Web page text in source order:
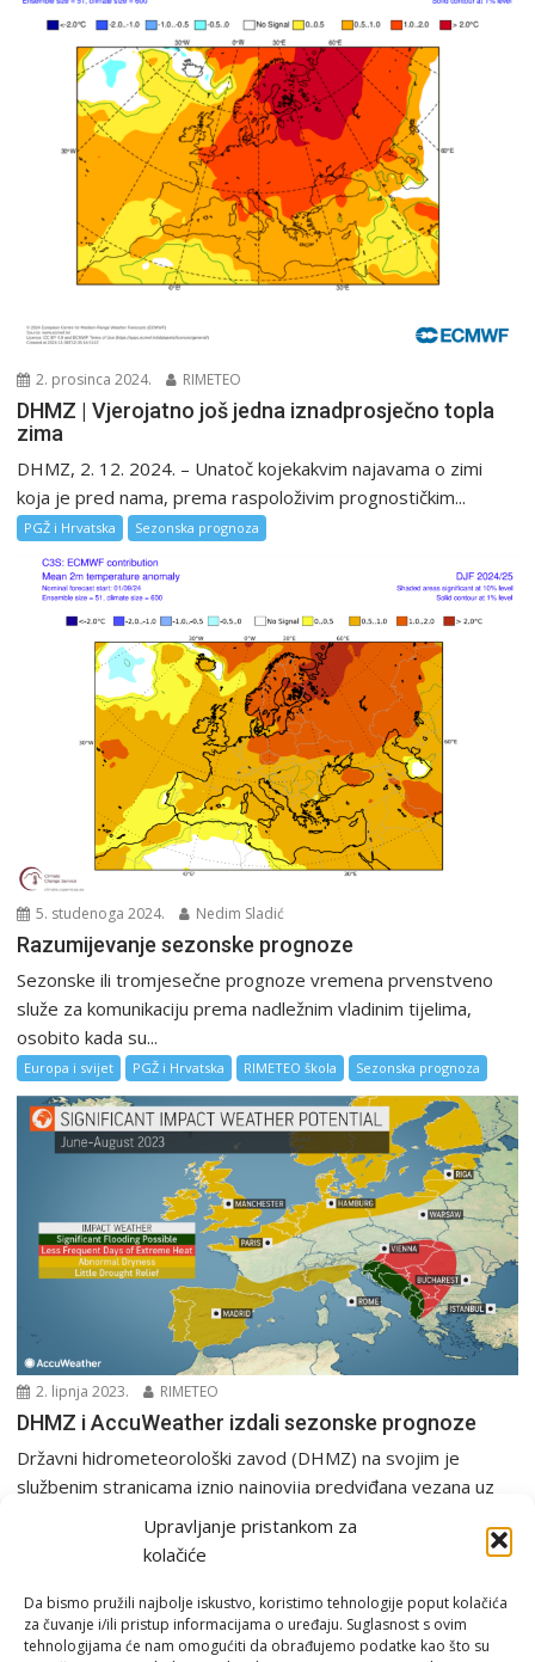
Upravljanje pristankom za
kolačiće
Da bismo pružili najbolje iskustvo, koristimo tehnologije poput kolačića
za čuvanje i/ili pristup informacijama o uređaju. Suglasnost s ovim
tehnologijama će nam omogućiti da obrađujemo podatke kao što su
2. prosinca 2024. RIMETEO
DHMZ | Vjerojatno još jedna iznadprosječno topla
zima
DHMZ, 2. 12. 2024. – Unatoč kojekakvim najavama o zimi
koja je pred nama, prema raspoloživim prognostičkim...
PGŽ i Hrvatska Sezonska prognoza
5. studenoga 2024. Nedim Sladić
Razumijevanje sezonske prognoze
Sezonske ili tromjesečne prognoze vremena prvenstveno
služe za komunikaciju prema nadležnim vladinim tijelima,
osobito kada su...
Europa i svijet PGŽ i Hrvatska RIMETEO škola Sezonska prognoza
2. lipnja 2023. RIMETEO
DHMZ i AccuWeather izdali sezonske prognoze
Državni hidrometeorološki zavod (DHMZ) na svojim je
službenim stranicama iznio najnovija predviđana vezana uz
Sezonska prognoza